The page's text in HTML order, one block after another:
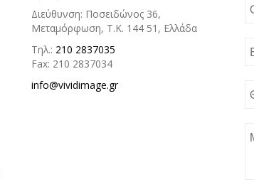
Διεύθυνση: Ποσειδώνος 36,
Μεταμόρφωση, Τ.Κ. 144 51, Ελλάδα
Τηλ.: 210 2837035
Fax: 210 2837034
info@vividimage.gr